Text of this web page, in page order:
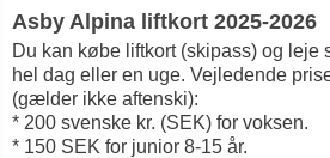
Asby Alpina liftkort 2025-2026
Du kan købe liftkort (skipass) og leje
hel dag eller en uge. Vejledende
(gælder ikke aftenski):
* 200 svenske kr. (SEK) for voksen.
* 150 SEK for junior 8-15 år.